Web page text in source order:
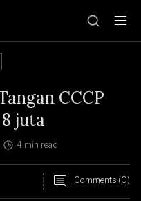
CCCP
juta
4 min read
Comments (0)